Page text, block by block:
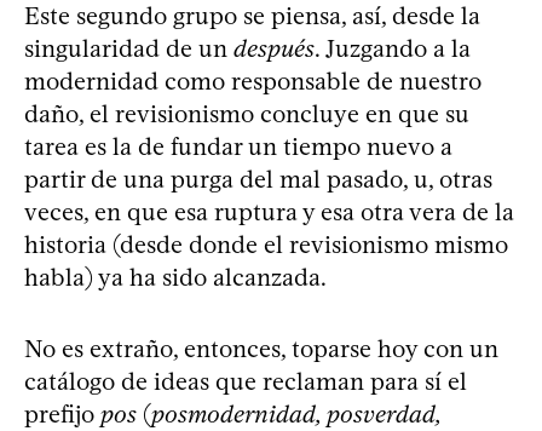
Este segundo grupo se piensa, así, desde la
singularidad de un después. Juzgando a la
modernidad como responsable de nuestro
daño, el revisionismo concluye en que su
tarea es la de fundar un tiempo nuevo a
partir de una purga del mal pasado, u, otras
veces, en que esa ruptura y esa otra vera de la
historia (desde donde el revisionismo mismo
habla) ya ha sido alcanzada.
No es extraño, entonces, toparse hoy con un
catálogo de ideas que reclaman para sí el
prefijo pos (posmodernidad, posverdad,